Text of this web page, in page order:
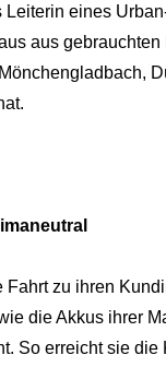
eines
aus
Fahrt zu ihren
die Akkus ihrer
So erreicht sie